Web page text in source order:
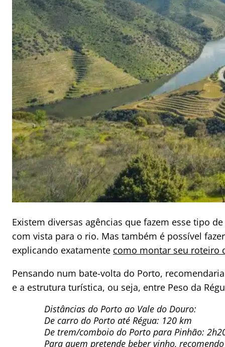
Existem diversas agências que fazem esse tipo
com vista para o rio. Mas também é possível
explicando exatamente como montar seu roteiro
Pensando num bate-volta do Porto,
e a estrutura turística, ou seja, entre Peso da
Distâncias do Porto ao Vale do Douro:
De carro do Porto até Régua: 120 km
De trem/comboio do Porto para Pinhão:
Para quem pretende beber vinho,